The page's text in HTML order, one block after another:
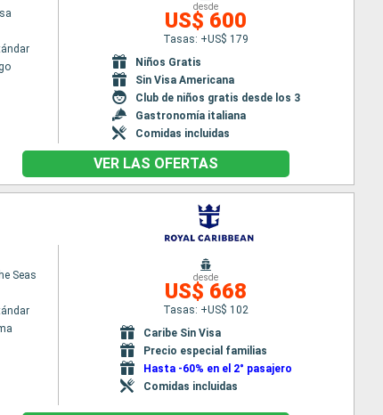
desde
US$ 600
Tasas: +US$ 179
Niños Gratis
Sin Visa Americana
Club de niños gratis desde los 3
Gastronomía italiana
Comidas incluidas
VER LAS OFERTAS
Seas
desde
US$ 668
Tasas: +US$ 102
Caribe Sin Visa
Precio especial familias
Hasta -60% en el 2° pasajero
Comidas incluidas